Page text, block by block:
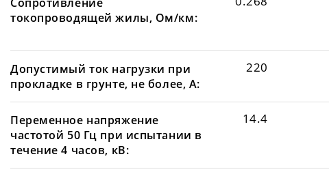
токопроводящей жилы, Ом/км:
Допустимый ток нагрузки при
прокладке в грунте, не более, А:
220
Переменное напряжение
частотой 50 Гц при испытании в
течение 4 часов, кВ:
14.4